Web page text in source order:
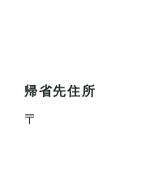
帰省先住所
〒